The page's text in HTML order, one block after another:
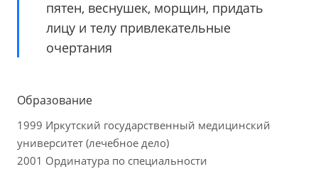
пятен, веснушек, морщин, придать
лицу и телу привлекательные
очертания
Образование
1999 Иркутский государственный медицинский
университет (лечебное дело)
2001 Ординатура по специальности